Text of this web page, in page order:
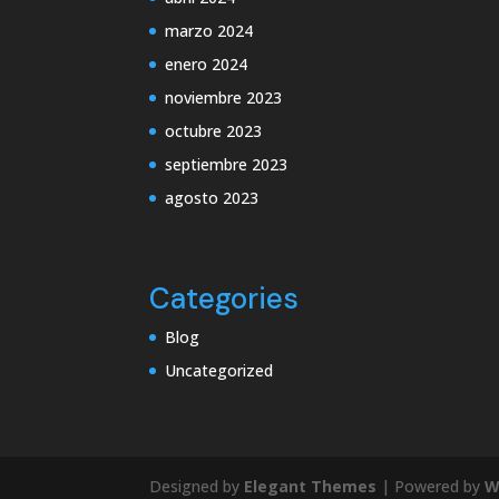
marzo 2024
enero 2024
noviembre 2023
octubre 2023
septiembre 2023
agosto 2023
Categories
Blog
Uncategorized
Designed by Elegant Themes | Powered by